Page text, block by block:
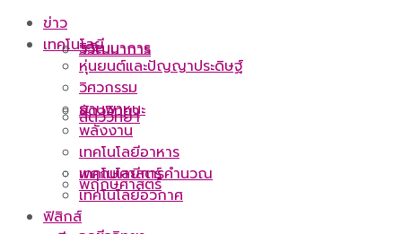
วิวัฒนาการ
สัตววิทยา
พฤกษศาสตร์
วิวัฒนาการ
สัตววิทยา
พฤกษศาสตร์
ข่าว
เทคโนโลยี
หุ่นยนต์และปัญญาประดิษฐ์
วิศวกรรม
ยานพาหนะ
พลังงาน
เทคโนโลยีอาหาร
เทคโนโลยีการคำนวณ
เทคโนโลยีอวกาศ
ฟิสิกส์